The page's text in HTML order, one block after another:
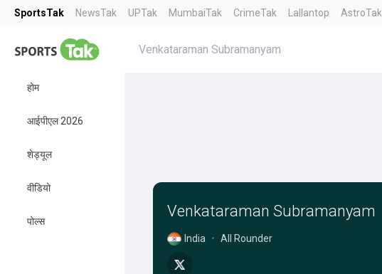
SportsTak NewsTak UPTak MumbaiTak CrimeTak Lallantop AstroTak
होम
आईपीएल 2026
शेड्यूल
वीडियो
पोल्स
Venkataraman Subramanyam
Venkataraman Subramanyam
India • All Rounder